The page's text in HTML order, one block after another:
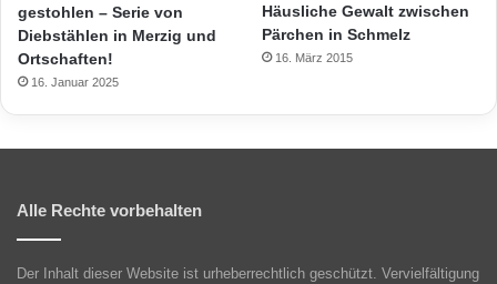
gestohlen – Serie von
Diebstählen in Merzig und
Ortschaften!
16. Januar 2025
Häusliche Gewalt zwischen
Pärchen in Schmelz
16. März 2015
Alle Rechte vorbehalten
Der Inhalt dieser Website ist urheberrechtlich geschützt. Vervielfältigung